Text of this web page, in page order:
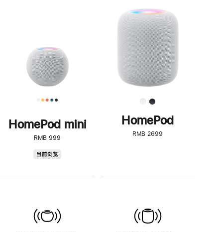
HomePod mini
RMB 999
当前浏览
步
了
解
HomePod<
HomePod
RMB 2699